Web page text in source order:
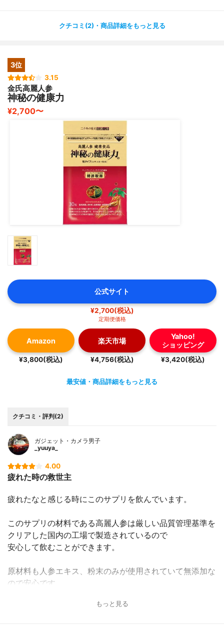
あとはワークアウト後の肩こりや首コリにも悩んでいたの
なりました。
１日４粒飲むだけで健康維持ができ、しかも効果も目に見
えて現れるのでオススメです。
クチコミ(2)・商品詳細をもっと見る
3位
3.15
金氏高麗人参
神秘の健康力
¥2,700〜
公式サイト
¥2,700(税込)
定期便価格
Amazon
¥3,800(税込)
楽天市場
¥4,756(税込)
Yahoo!
ショッピング
¥3,420(税込)
最安値・商品詳細をもっと見る
クチコミ・評判(2)
ガジェット・カメラ男子
_yuuya_
4.00
疲れた時の救世主
疲れたなと感じる時にこのサプリを飲んでいます。
このサプリの材料である高麗人参は厳しい品質管理基準を
クリアした国内の工場で製造されているので
安心して飲むことができます。
原材料も人参エキス、粉末のみが使用されていて無添加な
ので安心です。
カプセルも直径が約９mmで飲みやすいサイズで、キツイ
もっと見る